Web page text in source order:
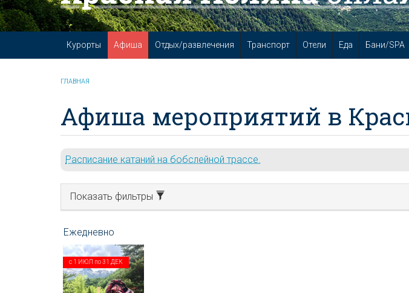
Курорты Афиша Отдых/развлечения Транспорт Отели Еда Бани/SPA
ГЛАВНАЯ
Афиша мероприятий в
Расписание катаний на бобслейной трассе.
Показать фильтры
с 1 ИЮЛ по31 ДЕК